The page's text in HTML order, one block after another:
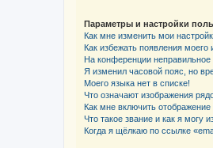
Параметры и настройки
Как мне изменить мои
Как избежать появления
На конференции неправильное
Я изменил часовой пояс, но
Моего языка нет в списке!
Что означают изображения
Как мне включить
Что такое звание и как я могу
Когда я щёлкаю по ссылке